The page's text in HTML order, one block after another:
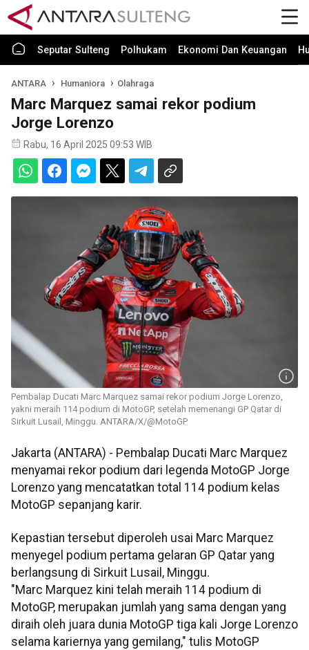
Seputar Sulteng Polhukam Ekonomi Dan Keuangan
ANTARA Humaniora Olahraga
Marc Marquez samai rekor podium
Jorge Lorenzo
Rabu, 16 April 2025 09:53 WIB
Pembalap Ducati Marc Marquez samai rekor podium Jorge Lorenzo,
yakni meraih 114 podium di MotoGP, setelah memenangi GP Qatar di
Sirkuit Lusail, Minggu. ANTARA/X/@MotoGP
Jakarta (ANTARA) - Pembalap Ducati Marc Marquez
menyamai rekor podium dari legenda MotoGP Jorge
Lorenzo yang mencatatkan total 114 podium kelas
MotoGP sepanjang karir.
Kepastian tersebut diperoleh usai Marc Marquez
menyegel podium pertama gelaran GP Qatar yang
berlangsung di Sirkuit Lusail, Minggu.
"Marc Marquez kini telah meraih 114 podium di
MotoGP, merupakan jumlah yang sama dengan yang
diraih oleh juara dunia MotoGP tiga kali Jorge Lorenzo
selama kariernya yang gemilang," tulis MotoGP